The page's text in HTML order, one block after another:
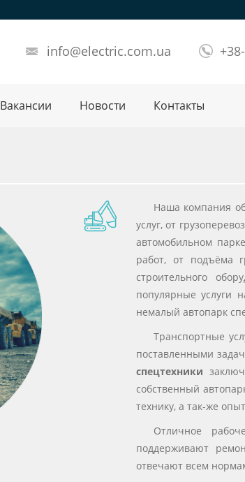
info@electric.com.ua
Вакансии Новости Контакты
Наша компания
услуг, от
автомобильном
работ, от подъёма
строительного
популярные услуги
немалый автопарк
Транспортные
поставленными
спецтехники
собственный
технику, а так-же
Отличное
поддерживают
отвечают всем